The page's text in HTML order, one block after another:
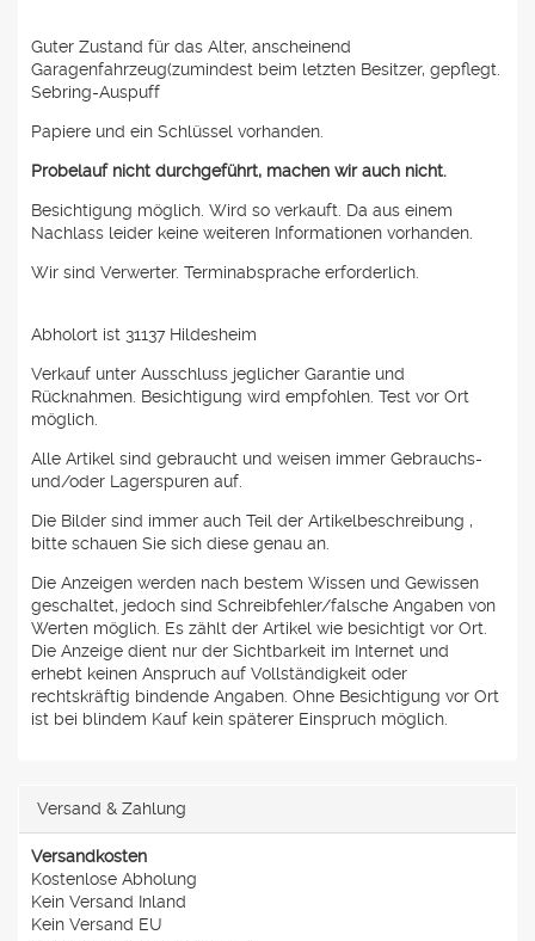
Guter Zustand für das Alter, anscheinend
Garagenfahrzeug(zumindest beim letzten Besitzer, gepflegt.
Sebring-Auspuff
Papiere und ein Schlüssel vorhanden.
Probelauf nicht durchgeführt, machen wir auch nicht.
Besichtigung möglich. Wird so verkauft. Da aus einem
Nachlass leider keine weiteren Informationen vorhanden.
Wir sind Verwerter. Terminabsprache erforderlich.
Abholort ist 31137 Hildesheim
Verkauf unter Ausschluss jeglicher Garantie und
Rücknahmen. Besichtigung wird empfohlen. Test vor Ort
möglich.
Alle Artikel sind gebraucht und weisen immer Gebrauchs-
und/oder Lagerspuren auf.
Die Bilder sind immer auch Teil der Artikelbeschreibung ,
bitte schauen Sie sich diese genau an.
Die Anzeigen werden nach bestem Wissen und Gewissen
geschaltet, jedoch sind Schreibfehler/falsche Angaben von
Werten möglich. Es zählt der Artikel wie besichtigt vor Ort.
Die Anzeige dient nur der Sichtbarkeit im Internet und
erhebt keinen Anspruch auf Vollständigkeit oder
rechtskräftig bindende Angaben. Ohne Besichtigung vor Ort
ist bei blindem Kauf kein späterer Einspruch möglich.
Versand & Zahlung
Versandkosten
Kostenlose Abholung
Kein Versand Inland
Kein Versand EU